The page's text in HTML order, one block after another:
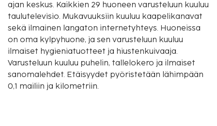
ajan keskus. Kaikkien 29 huoneen varusteluun kuuluu
taulutelevisio. Mukavuuksiin kuuluu kaapelikanavat
sekä ilmainen langaton internetyhteys. Huoneissa
on oma kylpyhuone, ja sen varusteluun kuuluu
ilmaiset hygieniatuotteet ja hiustenkuivaaja.
Varusteluun kuuluu puhelin, tallelokero ja ilmaiset
sanomalehdet. Etäisyydet pyöristetään lähimpään
0,1 mailiin ja kilometriin.